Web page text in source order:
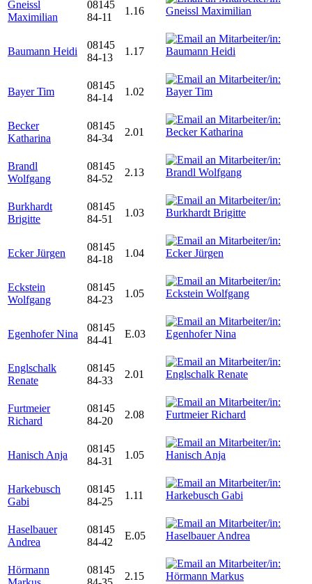
Gneissl
Maximilian
08145
84-11
1.16
Baumann Heidi
08145
84-13
1.17
Bayer Tim
08145
84-14
1.02
Becker
Katharina
08145
84-34
2.01
Brandl
Wolfgang
08145
84-52
2.13
Burkhardt
Brigitte
08145
84-51
1.03
Ecker Jürgen
08145
84-18
1.04
Eckstein
Wolfgang
08145
84-23
1.05
Egenhofer Nina
08145
84-41
E.03
Englschalk
Renate
08145
84-33
2.01
Furtmeier
Richard
08145
84-20
2.08
Hanisch Anja
08145
84-31
1.05
Harkebusch
Gabi
08145
84-25
1.11
Haselbauer
Andrea
08145
84-42
E.05
Hörmann
08145
2.15